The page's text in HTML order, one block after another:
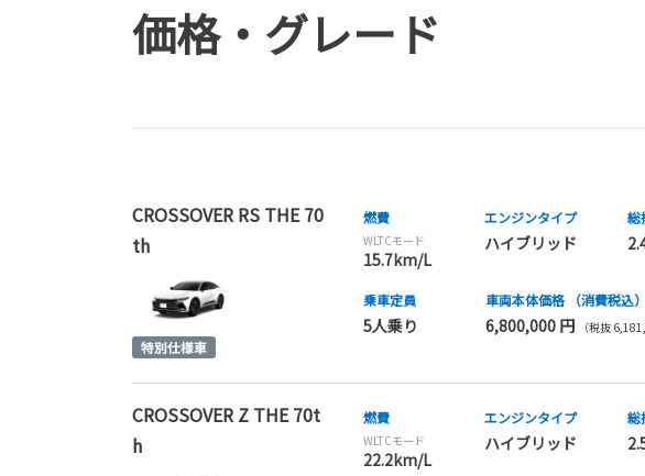
価格・グレード
CROSSOVER RS THE 70
th
燃費
WLTCモード
15.7km/L
エンジンタイプ
ハイブリッド
総
乗車定員
5人乗り
車両本体価格 （消費税込）
6,800,000 円 （税抜
CROSSOVER Z THE 70t
h
燃費
WLTCモード
22.2km/L
エンジンタイプ
ハイブリッド
総